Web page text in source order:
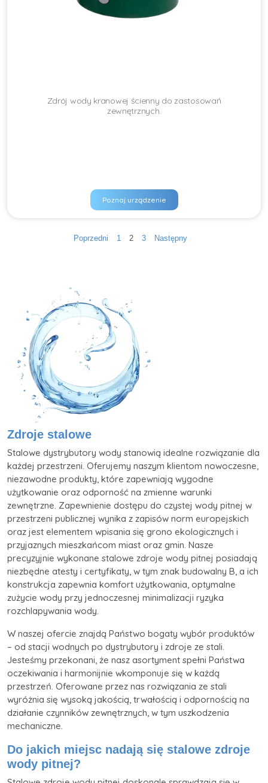
Zdrój wody kranowej ścienny do zastosowań
zewnętrznych.
Poznaj urządzenie
Stronicowanie
Poprzedni Strona
1 Strona
2 Strona
3 Następny
Zdroje stalowe
Stalowe dystrybutory wody stanowią idealne rozwiązanie dla
każdej przestrzeni. Oferujemy naszym klientom nowoczesne,
niezawodne produkty, które zapewniają wygodne
użytkowanie oraz odporność na zmienne warunki
zewnętrzne. Zapewnienie dostępu do czystej wody pitnej w
przestrzeni publicznej wynika z zapisów norm europejskich
oraz jest elementem wpisania się grono ekologicznych i
przyjaznych mieszkańcom miast oraz gmin. Nasze
precyzyjnie wykonane stalowe zdroje wody pitnej posiadają
niezbędne atesty i certyfikaty, w tym znak budowalny B, a ich
konstrukcja zapewnia komfort użytkowania, optymalne
zużycie wody przy jednoczesnej minimalizacji ryzyka
rozchlapywania wody.
W naszej ofercie znajdą Państwo bogaty wybór produktów
– od stacji wodnych po dystrybutory i zdroje ze stali.
Jesteśmy przekonani, że nasz asortyment spełni Państwa
oczekiwania i harmonijnie wkomponuje się w każdą
przestrzeń. Oferowane przez nas rozwiązania ze stali
wyróżnia się wysoką jakością, trwałością i odpornością na
działanie czynników zewnętrznych, w tym uszkodzenia
mechaniczne.
Do jakich miejsc nadają się stalowe zdroje
wody pitnej?